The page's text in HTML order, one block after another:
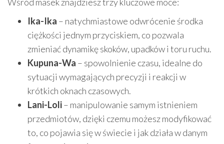
Ika-Ika – natychmiastowe odwrócenie środka
ciężkości jednym przyciskiem, co pozwala
zmieniać dynamikę skoków, upadków i toru ruchu.
Kupuna-Wa – spowolnienie czasu, idealne do
sytuacji wymagających precyzji i reakcji w
krótkich oknach czasowych.
Lani-Loli– manipulowanie samym istnieniem
przedmiotów, dzięki czemu możesz modyfikować
to, co pojawia się w świecie i jak działa w danym